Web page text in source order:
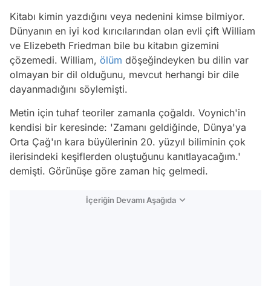
Kitabı kimin yazdığını veya nedenini kimse bilmiyor.
Dünyanın en iyi kod kırıcılarından olan evli çift William
ve Elizebeth Friedman bile bu kitabın gizemini
çözemedi. William, ölüm döşeğindeyken bu dilin var
olmayan bir dil olduğunu, mevcut herhangi bir dile
dayanmadığını söylemişti.
Metin için tuhaf teoriler zamanla çoğaldı. Voynich'in
kendisi bir keresinde: 'Zamanı geldiğinde, Dünya'ya
Orta Çağ'ın kara büyülerinin 20. yüzyıl biliminin çok
ilerisindeki keşiflerden oluştuğunu kanıtlayacağım.'
demişti. Görünüşe göre zaman hiç gelmedi.
İçeriğin Devamı Aşağıda